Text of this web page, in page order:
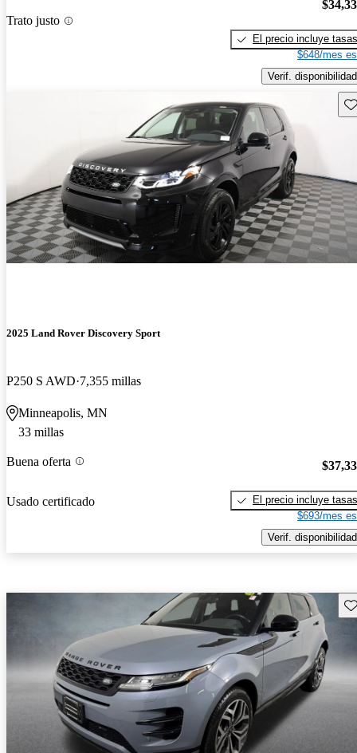
Trato justo
El precio incluye tasas
$648/mes
Verif. disponibilidad
2025 Land Rover Discovery Sport
P250 S AWD 7,355 millas
Minneapolis, MN
33 millas
Buena oferta
Usado certificado
El precio incluye tasas
$693/mes
Verif. disponibilidad